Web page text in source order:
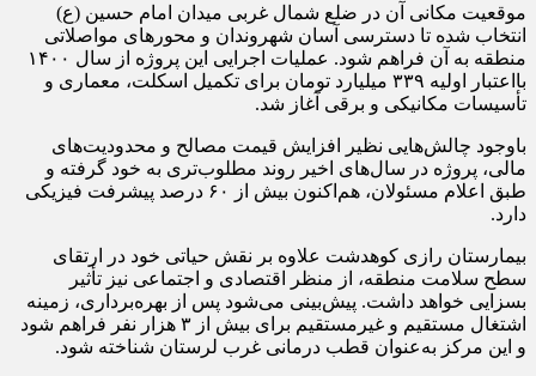
موقعیت مکانی آن در ضلع شمال غربی میدان امام حسین (ع)
انتخاب شده تا دسترسی آسان شهروندان و محورهای مواصلاتی
منطقه به آن فراهم شود. عملیات اجرایی این پروژه از سال ۱۴۰۰
بااعتبار اولیه ۳۳۹ میلیارد تومان برای تکمیل اسکلت، معماری و
تأسیسات مکانیکی و برقی آغاز شد.
باوجود چالش‌هایی نظیر افزایش قیمت مصالح و محدودیت‌های
مالی، پروژه در سال‌های اخیر روند مطلوب‌تری به خود گرفته و
طبق اعلام مسئولان، هم‌اکنون بیش از ۶۰ درصد پیشرفت فیزیکی
دارد.
بیمارستان رازی کوهدشت علاوه بر نقش حیاتی خود در ارتقای
سطح سلامت منطقه، از منظر اقتصادی و اجتماعی نیز تأثیر
بسزایی خواهد داشت. پیش‌بینی می‌شود پس از بهره‌برداری، زمینه
اشتغال مستقیم و غیرمستقیم برای بیش از ۳ هزار نفر فراهم شود
و این مرکز به‌عنوان قطب درمانی غرب لرستان شناخته شود.